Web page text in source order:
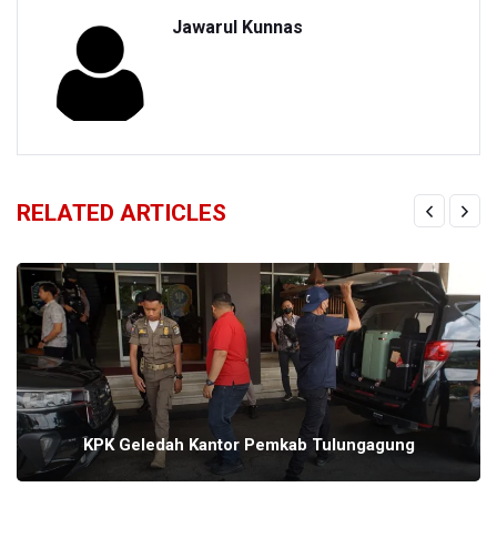
Jawarul Kunnas
RELATED ARTICLES
KPK Geledah Kantor Pemkab Tulungagung